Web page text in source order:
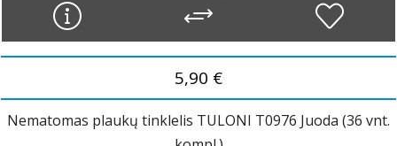
5,90 €
Nematomas plaukų tinklelis TULONI T0976 Juoda (36 vnt.